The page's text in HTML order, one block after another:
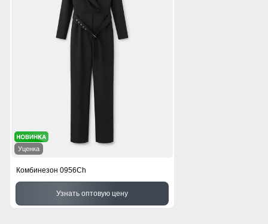
Уценка
Комбинезон 0956Ch
Узнать оптовую цену